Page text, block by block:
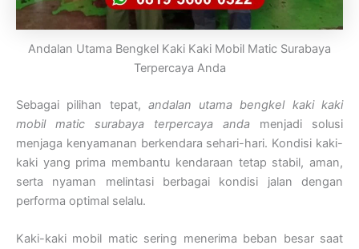
Andalan Utama Bengkel Kaki Kaki Mobil Matic Surabaya
Terpercaya Anda
Sebagai pilihan tepat, andalan utama bengkel kaki kaki
mobil matic surabaya terpercaya anda menjadi solusi
menjaga kenyamanan berkendara sehari-hari. Kondisi kaki-
kaki yang prima membantu kendaraan tetap stabil, aman,
serta nyaman melintasi berbagai kondisi jalan dengan
performa optimal selalu.
Kaki-kaki mobil matic sering menerima beban besar saat